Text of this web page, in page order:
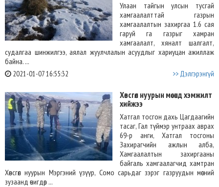
Улаан тайгын улсын тусгай
хамгаалалттай газрын
хамгаалалтын захиргаа 1.6 сая
гаруй га газрыг хамран
хамгаалалт, хяналт шалгалт,
судалгаа шинжилгээ, аялал жуулчлалын асуудлыг хариуцан ажиллаж
байна. ...
2021-01-07 16:55:32 >> Дэлгэрэнгүй
Хөвсгөл нуурын мөсөнд хэмжилт
хийжээ
Хатгал тосгон дахь Цагдаагийн
тасаг, Гал түймэр унтраах аврах
69-р анги, Хатгал тосгоны
Захирагчийн ажлын алба,
Хамгаалалтын захиргааны
байгаль хамгаалагчид хамтран
Хөвсгөл нуурын Мэргэний үзүүр, Сомо сарьдаг зэрэг газруудын мөсний
зузаанд өчигдөр ...